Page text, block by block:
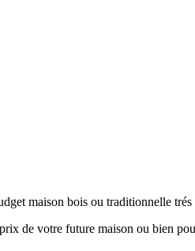
maison bois ou traditionnelle
de votre future maison ou bien